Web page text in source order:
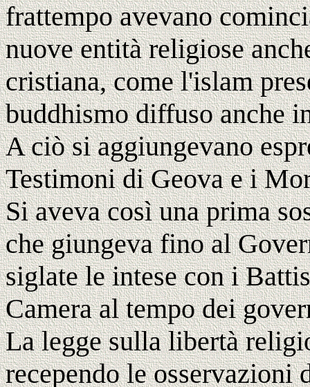
frattempo avevano
nuove entità religiose
cristiana, come l'islam
buddhismo diffuso anche
A ciò si aggiungevano
Testimoni di Geova e i
Si aveva così una prima
che giungeva fino al
siglate le intese con i
Camera al tempo dei
La legge sulla libertà
recependo le osservazioni